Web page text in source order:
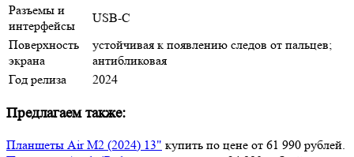
Разъемы и
интерфейсы
USB‑C
Поверхность
экрана
устойчивая к появлению следов от пальцев;
антибликовая
Год релиза
2024
Предлагаем также:
Планшеты Air M2 (2024) 13" купить по цене от 61 990 рублей.